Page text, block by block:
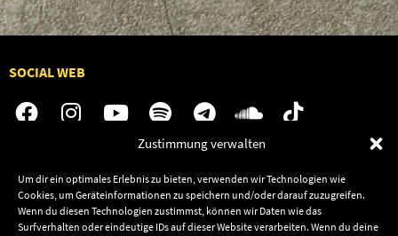
Zustimmung verwalten
Um dir ein optimales Erlebnis zu bieten, verwenden wir Technologien wie
Cookies, um Geräteinformationen zu speichern und/oder darauf zuzugreifen.
Wenn du diesen Technologien zustimmst, können wir Daten wie das
Surfverhalten oder eindeutige IDs auf dieser Website verarbeiten. Wenn du deine
SOCIAL WEB
Audiolith
News
Artists
Kontakt
Termine